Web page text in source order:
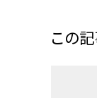
この